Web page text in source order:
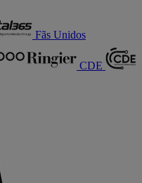
Fãs Unidos
CDE